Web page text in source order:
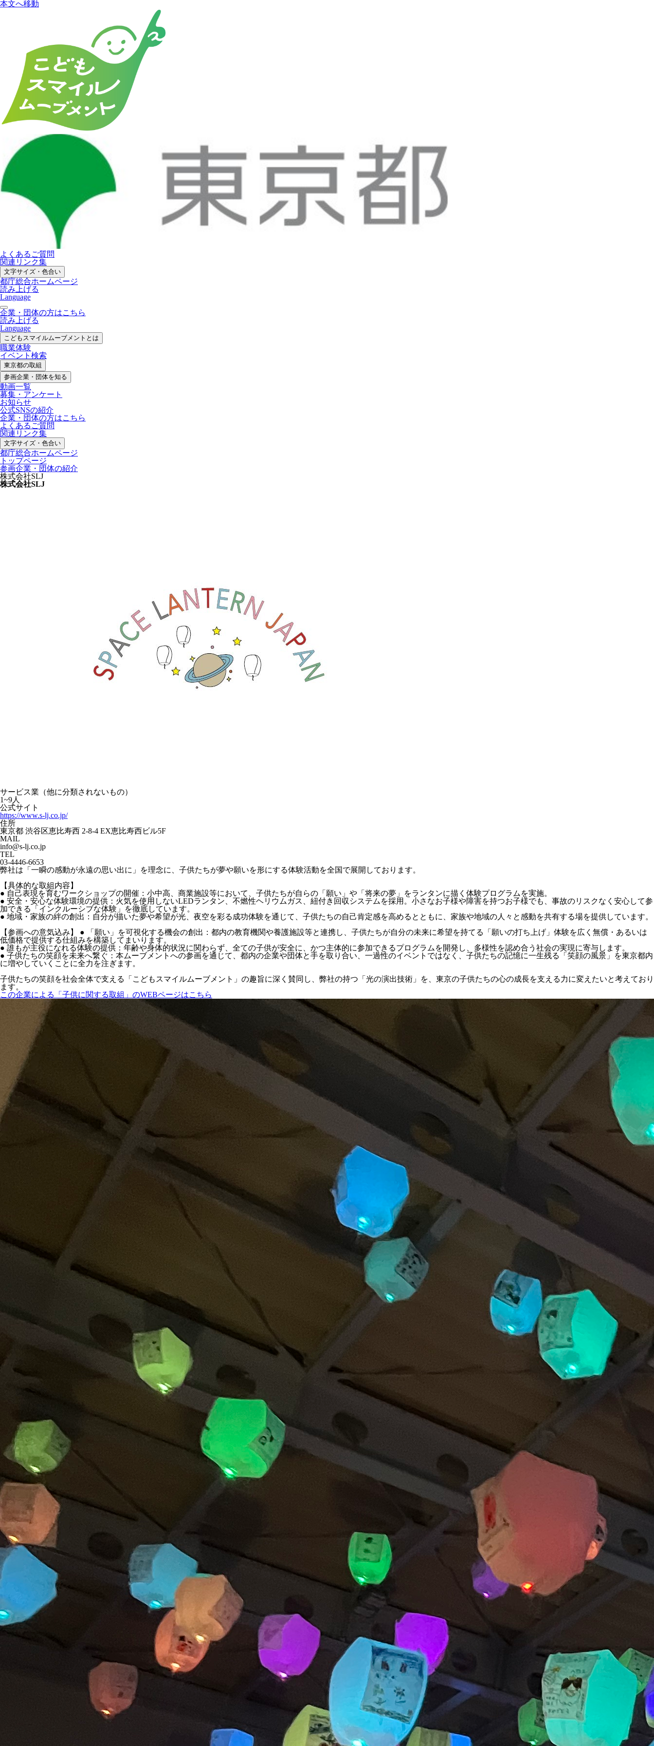
本文へ移動
よくあるご質問
関連リンク集
文字サイズ・色合い
都庁総合ホームページ
読み上げる
Language
企業・団体の方はこちら
読み上げる
Language
こどもスマイルムーブメントとは
職業体験
イベント検索
東京都の取組
参画企業・ 団体を知る
動画一覧
募集・ アンケート
お知らせ
公式SNSの紹介
企業・団体の方はこちら
よくあるご質問
関連リンク集
文字サイズ・色合い
都庁総合ホームページ
トップページ
参画企業・団体の紹介
株式会社SLJ
株式会社SLJ
サービス業（他に分類されないもの）
1~9人
公式サイト
https://www.s-lj.co.jp/
住所
東京都 渋谷区恵比寿西 2-8-4 EX恵比寿西ビル5F
MAIL
info@s-lj.co.jp
TEL
03-4446-6653
弊社は「一瞬の感動が永遠の思い出に」を理念に、子供たちが夢や願いを形にする体験活動を全国で展開しております。
【具体的な取組内容】
● 自己表現を育むワークショップの開催：小中高、商業施設等において、子供たちが自らの「願い」や「将来の夢」をランタンに描く体験プログラムを実施。
● 安全・安心な体験環境の提供：火気を使用しないLEDランタン、不燃性ヘリウムガス、紐付き回収システムを採用。小さなお子様や障害を持つお子様でも、事故のリスクなく安心して参
加できる「インクルーシブな体験」を徹底しています。
● 地域・家族の絆の創出：自分が描いた夢や希望が光、夜空を彩る成功体験を通じて、子供たちの自己肯定感を高めるとともに、家族や地域の人々と感動を共有する場を提供しています。
【参画への意気込み】 ● 「願い」を可視化する機会の創出：都内の教育機関や養護施設等と連携し、子供たちが自分の未来に希望を持てる「願いの打ち上げ」体験を広く無償・あるいは
低価格で提供する仕組みを構築してまいります。
● 誰もが主役になれる体験の提供：年齢や身体的状況に関わらず、全ての子供が安全に、かつ主体的に参加できるプログラムを開発し、多様性を認め合う社会の実現に寄与します。
● 子供たちの笑顔を未来へ繋ぐ：本ムーブメントへの参画を通じて、都内の企業や団体と手を取り合い、一過性のイベントではなく、子供たちの記憶に一生残る「笑顔の風景」を東京都内
に増やしていくことに全力を注ぎます。
子供たちの笑顔を社会全体で支える「こどもスマイルムーブメント」の趣旨に深く賛同し、弊社の持つ「光の演出技術」を、東京の子供たちの心の成長を支える力に変えたいと考えており
ます。
この企業による「子供に関する取組」のWEBページはこちら